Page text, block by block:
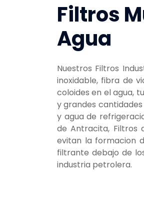
Filtros
Agua
Nuestros Filtros
inoxidable, fibra de
coloides en el agua,
y grandes
y agua de
de Antracita, Filtros
evitan la formacion
filtrante debajo de
industria petrolera.